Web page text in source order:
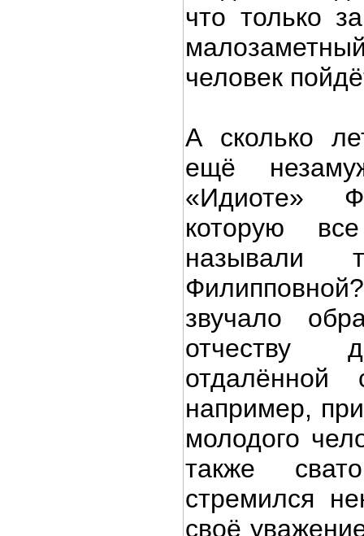
что только
человек
А сколько
ещё
«Идиоте»
которую
называли
звучало
отдалённой
например,
молодого
также
стремился
своё